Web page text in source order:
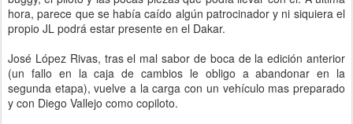
hora, parece que se había caído algún patrocinador y ni siquiera el
propio JL podrá estar presente en el Dakar.
José López Rivas, tras el mal sabor de boca de la edición anterior
(un fallo en la caja de cambios le obligo a abandonar en la
segunda etapa), vuelve a la carga con un vehículo mas preparado
y con Diego Vallejo como copiloto.